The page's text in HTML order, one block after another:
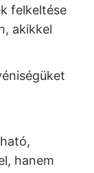
felkeltése
akikkel
hanem